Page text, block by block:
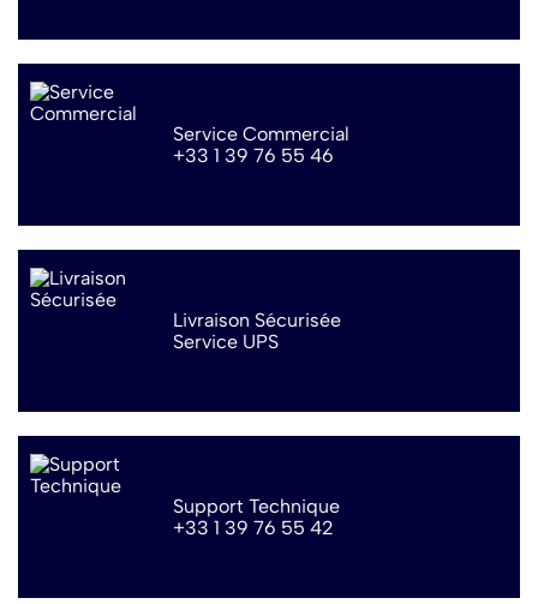
Service Commercial
+33 1 39 76 55 46
Livraison Sécurisée
Service UPS
Support Technique
+33 1 39 76 55 42